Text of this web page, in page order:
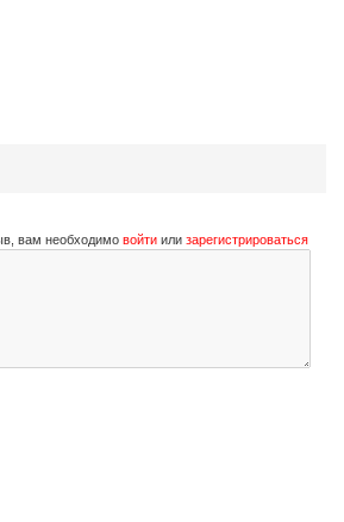
вам необходимо войти или зарегистрироваться